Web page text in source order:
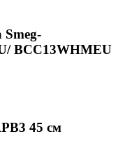
BCC13WHMEU
45 см